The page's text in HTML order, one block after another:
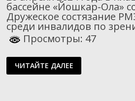
бассейне «Йошкар-Ола»
Дружеское состязание
среди инвалидов по
Просмотры: 47
ДРУЖЕСКИЙ
ЗАПЛЫВ
ЧИТАЙТЕ ДАЛЕЕ